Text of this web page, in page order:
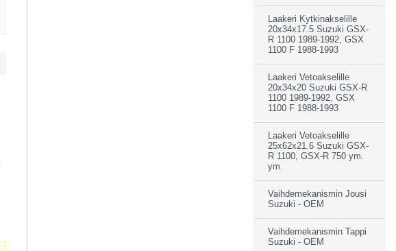
Laakeri Kytkinakselille
20x34x17.5 Suzuki GSX-
R 1100 1989-1992, GSX
1100 F 1988-1993
Laakeri Vetoakselille
20x34x20 Suzuki GSX-R
1100 1989-1992, GSX
1100 F 1988-1993
Laakeri Vetoakselille
25x62x21.6 Suzuki GSX-
R 1100, GSX-R 750 ym.
ym.
Vaihdemekanismin Jousi
Suzuki - OEM
Vaihdemekanismin Tappi
Suzuki - OEM